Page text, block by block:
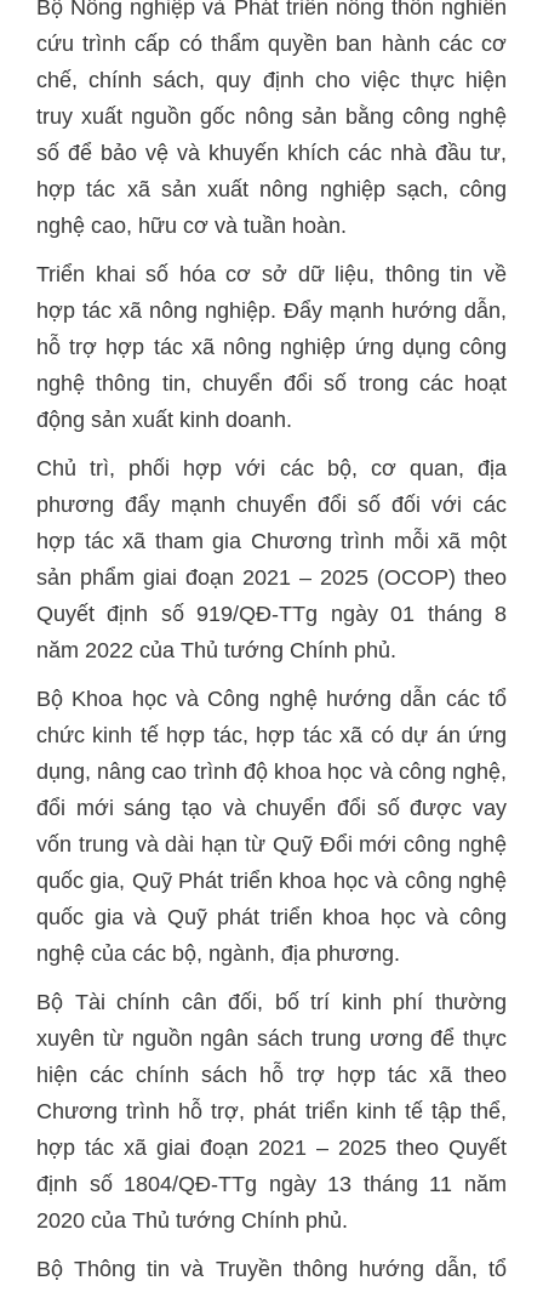
Bộ Nông nghiệp và Phát triển nông thôn nghiên
cứu trình cấp có thẩm quyền ban hành các cơ
chế, chính sách, quy định cho việc thực hiện
truy xuất nguồn gốc nông sản bằng công nghệ
số để bảo vệ và khuyến khích các nhà đầu tư,
hợp tác xã sản xuất nông nghiệp sạch, công
nghệ cao, hữu cơ và tuần hoàn.
Triển khai số hóa cơ sở dữ liệu, thông tin về
hợp tác xã nông nghiệp. Đẩy mạnh hướng dẫn,
hỗ trợ hợp tác xã nông nghiệp ứng dụng công
nghệ thông tin, chuyển đổi số trong các hoạt
động sản xuất kinh doanh.
Chủ trì, phối hợp với các bộ, cơ quan, địa
phương đẩy mạnh chuyển đổi số đối với các
hợp tác xã tham gia Chương trình mỗi xã một
sản phẩm giai đoạn 2021 – 2025 (OCOP) theo
Quyết định số 919/QĐ-TTg ngày 01 tháng 8
năm 2022 của Thủ tướng Chính phủ.
Bộ Khoa học và Công nghệ hướng dẫn các tổ
chức kinh tế hợp tác, hợp tác xã có dự án ứng
dụng, nâng cao trình độ khoa học và công nghệ,
đổi mới sáng tạo và chuyển đổi số được vay
vốn trung và dài hạn từ Quỹ Đổi mới công nghệ
quốc gia, Quỹ Phát triển khoa học và công nghệ
quốc gia và Quỹ phát triển khoa học và công
nghệ của các bộ, ngành, địa phương.
Bộ Tài chính cân đối, bố trí kinh phí thường
xuyên từ nguồn ngân sách trung ương để thực
hiện các chính sách hỗ trợ hợp tác xã theo
Chương trình hỗ trợ, phát triển kinh tế tập thể,
hợp tác xã giai đoạn 2021 – 2025 theo Quyết
định số 1804/QĐ-TTg ngày 13 tháng 11 năm
2020 của Thủ tướng Chính phủ.
Bộ Thông tin và Truyền thông hướng dẫn, tổ